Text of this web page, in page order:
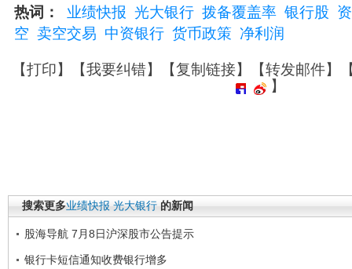
热词： 业绩快报 光大银行 拨备覆盖率 银行股
空 卖空交易 中资银行 货币政策 净利润
【打印】【我要纠错】【复制链接】【转发邮件】
】
搜索更多业绩快报 光大银行 的新闻
股海导航 7月8日沪深股市公告提示
银行卡短信通知收费银行增多